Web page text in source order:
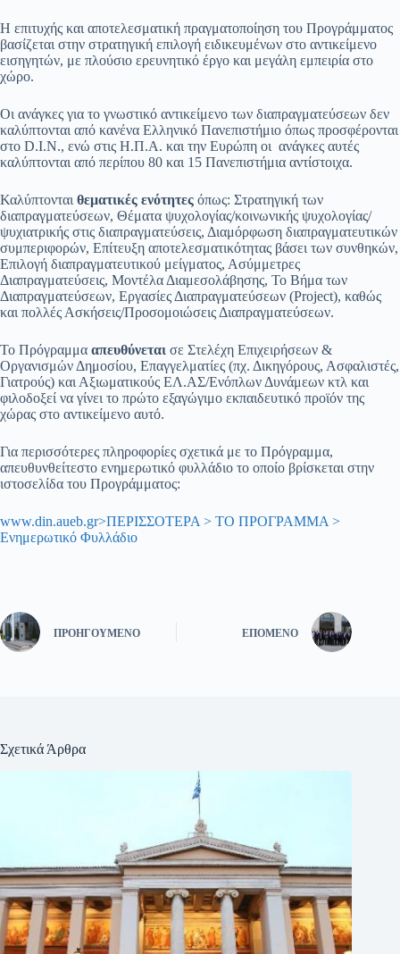
Η επιτυχής και αποτελεσματική πραγματοποίηση του Προγράμματος
βασίζεται στην στρατηγική επιλογή ειδικευμένων στο αντικείμενο
εισηγητών, με πλούσιο ερευνητικό έργο και μεγάλη εμπειρία στο
χώρο.
Οι ανάγκες για το γνωστικό αντικείμενο των διαπραγματεύσεων δεν
καλύπτονται από κανένα Ελληνικό Πανεπιστήμιο όπως προσφέρονται
στο D.I.N., ενώ στις Η.Π.Α. και την Ευρώπη οι ανάγκες αυτές
καλύπτονται από περίπου 80 και 15 Πανεπιστήμια αντίστοιχα.
Καλύπτονται θεματικές ενότητες όπως: Στρατηγική των
διαπραγματεύσεων, Θέματα ψυχολογίας/κοινωνικής ψυχολογίας/
ψυχιατρικής στις διαπραγματεύσεις, Διαμόρφωση διαπραγματευτικών
συμπεριφορών, Επίτευξη αποτελεσματικότητας βάσει των συνθηκών,
Επιλογή διαπραγματευτικού μείγματος, Ασύμμετρες
Διαπραγματεύσεις, Μοντέλα Διαμεσολάβησης, Το Βήμα των
Διαπραγματεύσεων, Εργασίες Διαπραγματεύσεων (Project), καθώς
και πολλές Ασκήσεις/Προσομοιώσεις Διαπραγματεύσεων.
Το Πρόγραμμα απευθύνεται σε Στελέχη Επιχειρήσεων &
Οργανισμών Δημοσίου, Επαγγελματίες (πχ. Δικηγόρους, Ασφαλιστές,
Γιατρούς) και Αξιωματικούς ΕΛ.ΑΣ/Ενόπλων Δυνάμεων κτλ και
φιλοδοξεί να γίνει το πρώτο εξαγώγιμο εκπαιδευτικό προϊόν της
χώρας στο αντικείμενο αυτό.
Για περισσότερες πληροφορίες σχετικά με το Πρόγραμμα,
απευθυνθείτεστο ενημερωτικό φυλλάδιο το οποίο βρίσκεται στην
ιστοσελίδα του Προγράμματος:
www.din.aueb.gr>ΠΕΡΙΣΣΟΤΕΡΑ > ΤΟ ΠΡΟΓΡΑΜΜΑ >
Ενημερωτικό Φυλλάδιο
ΠΡΟΗΓΟΎΜΕΝΟ ΕΠΌΜΕΝΟ
Σχετικά Άρθρα